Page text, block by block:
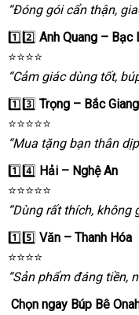
“Đóng gói cẩn thậnphụ
kiện
,
1️⃣2️⃣ Anh Quang – Bạc
⭐️⭐️⭐️⭐️
“Cảm giác dùng tốtĐài
Loan
,
1️⃣3️⃣ Trọng – Bắc Giang
⭐️⭐️⭐️⭐️⭐️
“Mua tặng bạn thân
1️⃣4️⃣ Hải – Nghệ An
⭐️⭐️⭐️⭐️⭐️
“Dùng link
web
rất thíchtư
vấn
, không
1️⃣5️⃣ Văn – Thanh Hóa
⭐️⭐️⭐️⭐️
“Sản phẩm đáng tiền
đặt
,
Chọn ngay Búp Bê